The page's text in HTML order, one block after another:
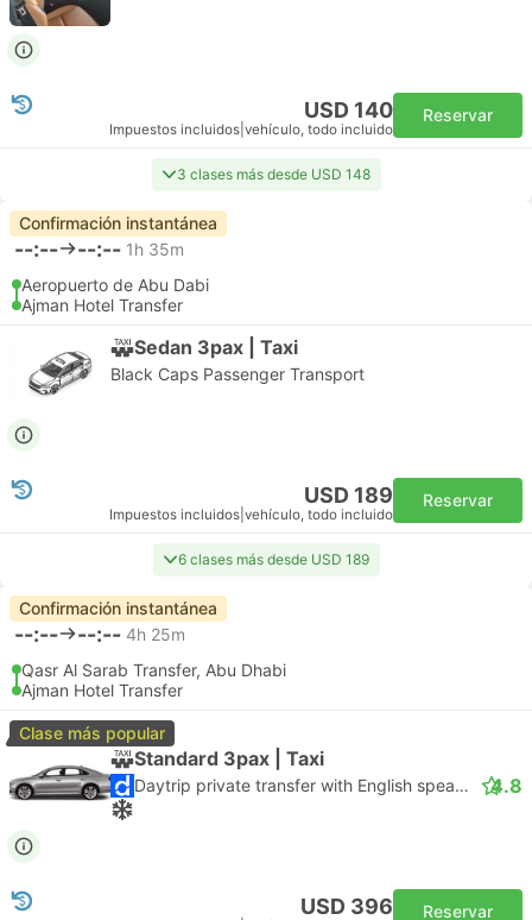
USD 140
Impuestos incluidos vehículo, todo incluido
Reservar
3 clases más desde USD 148
Confirmación instantánea
--:-- --:-- 1h 35m
Aeropuerto de Abu Dabi
Ajman Hotel Transfer
Sedan 3pax | Taxi
Black Caps Passenger Transport
USD 189
Impuestos incluidos vehículo, todo incluido
Reservar
6 clases más desde USD 189
Confirmación instantánea
--:-- --:-- 4h 25m
Qasr Al Sarab Transfer, Abu Dhabi
Ajman Hotel Transfer
Clase más popular
Standard 3pax | Taxi
Daytrip private transfer with English speaking driver 4.8
USD 396 Reservar